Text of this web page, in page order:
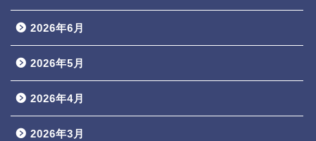
2026年6月
2026年5月
2026年4月
2026年3月